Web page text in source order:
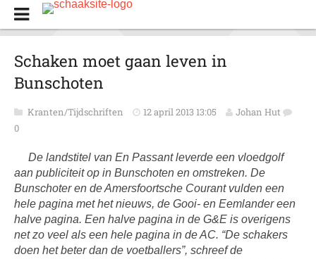
Schaken moet gaan leven in
Bunschoten
Kranten/Tijdschriften 12 april 2013 13:05
Johan Hut
0
De landstitel van En Passant leverde een vloedgolf
aan publiciteit op in Bunschoten en omstreken. De
Bunschoter en de Amersfoortsche Courant vulden een
hele pagina met het nieuws, de Gooi- en Eemlander een
halve pagina. Een halve pagina in de G&E is overigens
net zo veel als een hele pagina in de AC. “De schakers
doen het beter dan de voetballers”, schreef de